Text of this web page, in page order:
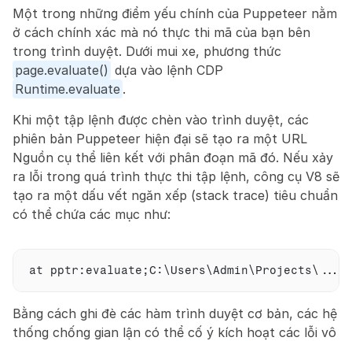
Một trong những điểm yếu chính của Puppeteer nằm
ở cách chính xác mà nó thực thi mã của bạn bên
page.evaluate()
Runtime.evaluate .
Khi một tập lệnh được chèn vào trình duyệt, các
phiên bản Puppeteer hiện đại sẽ tạo ra một URL
Nguồn cụ thể liên kết với phân đoạn mã đó. Nếu xảy
ra lỗi trong quá trình thực thi tập lệnh, công cụ V8 sẽ
tạo ra một dấu vết ngăn xếp (stack trace) tiêu chuẩn
có thể chứa các mục như:
at pptr : evaluate ;C : \Users\Admin\Projects\...\
Bằng cách ghi đè các hàm trình duyệt cơ bản, các hệ
thống chống gian lận có thể cố ý kích hoạt các lỗi vô